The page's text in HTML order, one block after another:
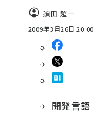
須田 超一
2009年3月26日 20:00
開発言語